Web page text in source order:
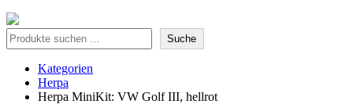
Suche Suche
Kategorien
Herpa
Herpa MiniKit: VW Golf III, hellrot